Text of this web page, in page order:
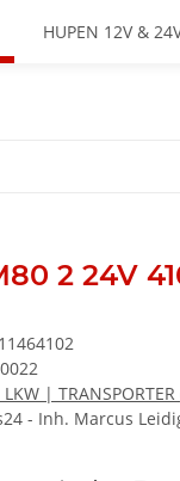
HUPEN 12V &
2 24V
11464102
| TRANSPORTER
- Inh. Marcus